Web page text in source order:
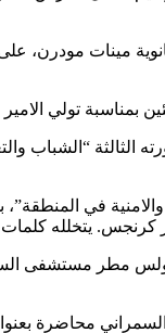
في ثانوية مينات
دورته الثالثة
والامنية في
غونتر كرنجس.
بولس مطر